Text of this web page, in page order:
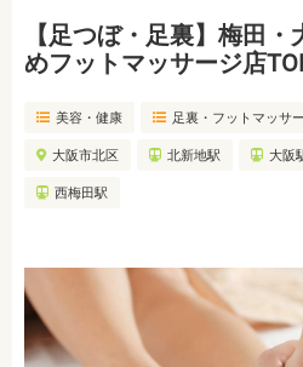
グルメ
歯医者・病院
生活
【足つぼ・足裏】梅田
めフットマッサージ店
美容・健康 足裏・フットマッサ
大阪市北区 北新地駅 大阪
西梅田駅